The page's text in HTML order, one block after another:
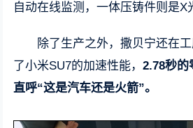
自动在线监测，一体压铸件则是X
除了生产之外，撒贝宁还在
了小米SU7的加速性能，2.78秒的
直呼“这是汽车还是火箭”。